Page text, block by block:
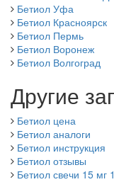
Бетиол Уфа
Бетиол Красноярск
Бетиол Пермь
Бетиол Воронеж
Бетиол Волгоград
Другие
Бетиол цена
Бетиол аналоги
Бетиол инструкция
Бетиол отзывы
Бетиол свечи 15 мг